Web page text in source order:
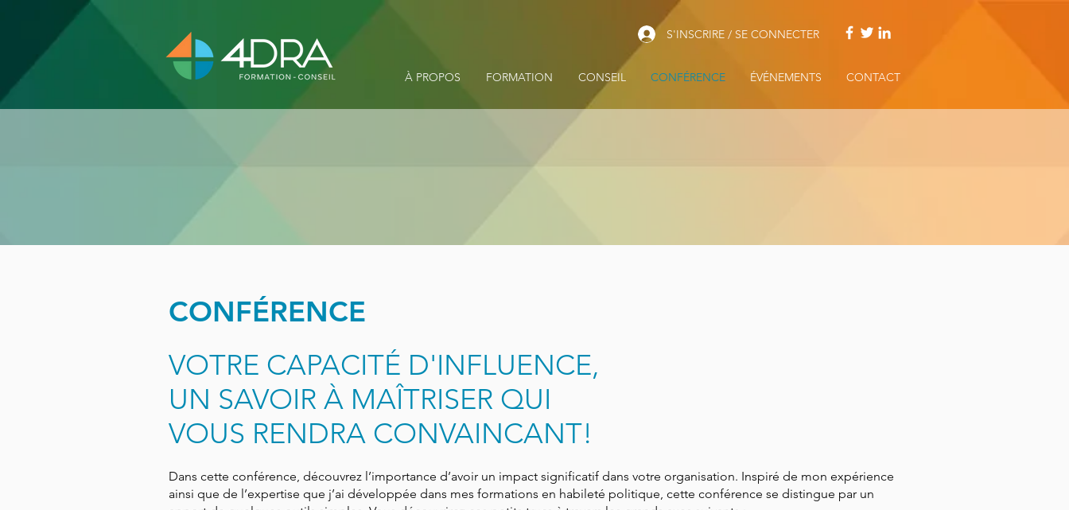
S'INSCRIRE / SE CONNECTER
À PROPOS FORMATION CONSEIL CONFÉRENCE ÉVÉNEMENTS CONTACT
CONFÉRENCE
VOTRE CAPACITÉ D'INFLUENCE,
UN SAVOIR À MAÎTRISER QUI
VOUS RENDRA CONVAINCANT!
Dans cette conférence, découvrez l’importance d’avoir un impact significatif dans votre organisation. Inspiré de mon expérience
ainsi que de l’expertise que j’ai développée dans mes formations en habileté politique, cette conférence se distingue par un